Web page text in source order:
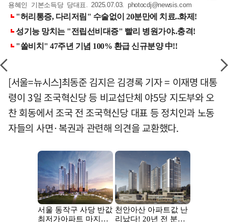
용혜인 기본소득당 당대표. 2025.07.03. photocdj@newsis.com
[서울=뉴시스]최동준 김지은 김경록 기자 = 이재명 대통
령이 3일 조국혁신당 등 비교섭단체 야5당 지도부와 오
찬 회동에서 조국 전 조국혁신당 대표 등 정치인과 노동
자들의 사면·복권과 관련해 의견을 교환했다.